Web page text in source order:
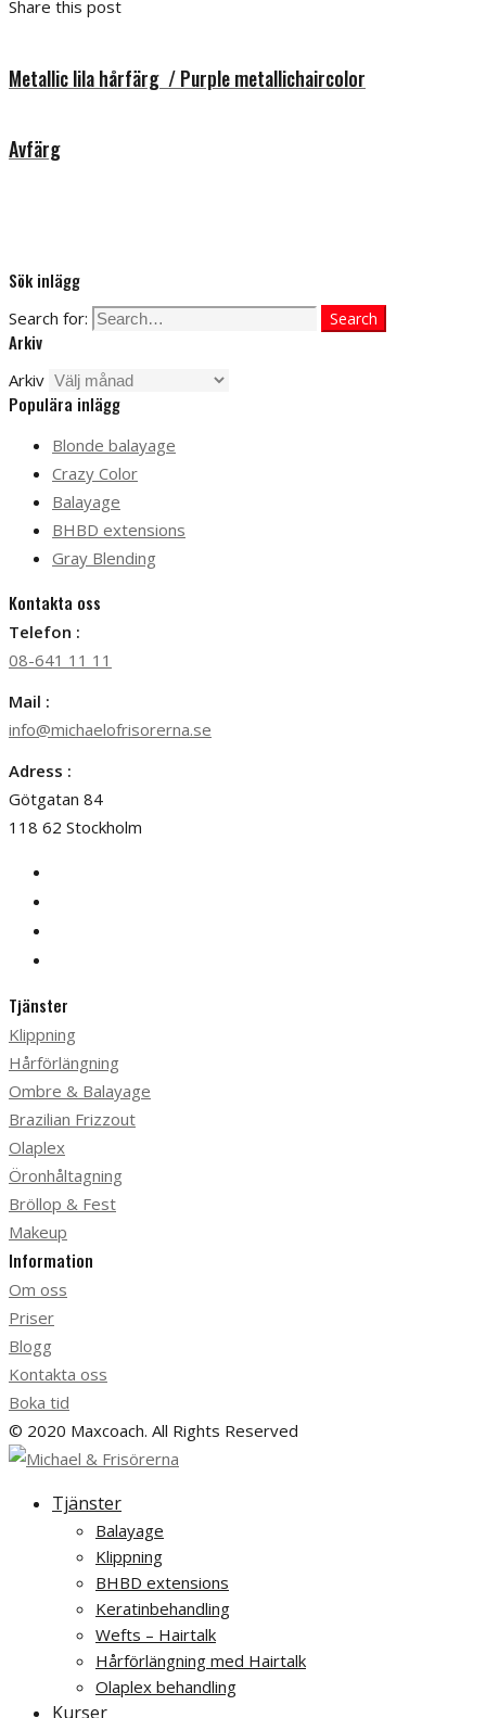
Share this post
Metallic lila hårfärg / Purple metallichaircolor
Avfärg
Sök inlägg
Search for: Search
Arkiv
Arkiv
Populära inlägg
Blonde balayage
Crazy Color
Balayage
BHBD extensions
Gray Blending
Kontakta oss
Telefon :
08-641 11 11
Mail :
info@michaelofrisorerna.se
Adress :
Götgatan 84
118 62 Stockholm
Tjänster
Klippning
Hårförlängning
Ombre & Balayage
Brazilian Frizzout
Olaplex
Öronhåltagning
Bröllop & Fest
Makeup
Information
Om oss
Priser
Blogg
Kontakta oss
Boka tid
© 2020 Maxcoach. All Rights Reserved
Tjänster
Balayage
Klippning
BHBD extensions
Keratinbehandling
Wefts – Hairtalk
Hårförlängning med Hairtalk
Olaplex behandling
Kurser